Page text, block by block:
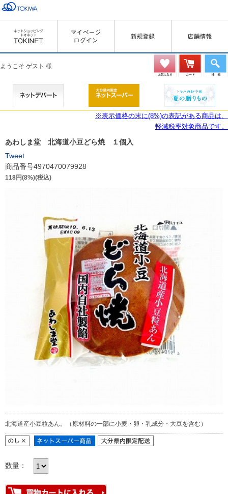
ようこそ ゲスト 様
※表示価格の末に(8%)の表記がある商品は、
軽減税率対象商品です。
あわしま堂 北海道小豆どら焼 １個入
Tweet
商品番号4970470079928
118円(8%)(税込)
北海道産小豆粒あん。（原材料の一部に小麦・卵・乳成分・大豆を含む）
数量：